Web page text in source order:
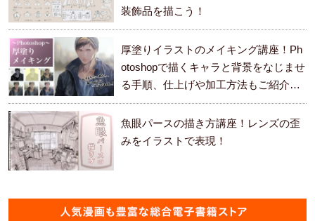
装飾品を描こう！
厚塗りイラストのメイキング講座！Ph
otoshopで描くキャラと背景をなじませ
る手順、仕上げや加工方法もご紹介し
ます。
魚眼パースの描き方講座！レンズの歪
みをイラストで表現！